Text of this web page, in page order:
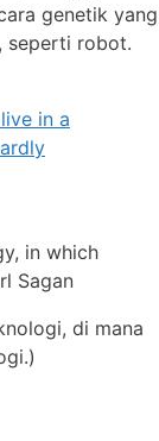
genetik yang
seperti robot.
in which
Sagan
di mana